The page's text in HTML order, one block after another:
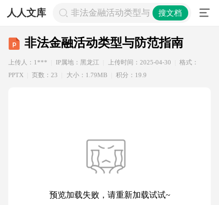
人人文库 非法金融活动类型与防范指南
搜文档
非法金融活动类型与防范指南
上传人：1*** IP属地：黑龙江 上传时间：2025-04-30
格式：
PPTX
页数：23 大小：1.79MB 积分：19.9
预览加载失败，请重新加载试试~